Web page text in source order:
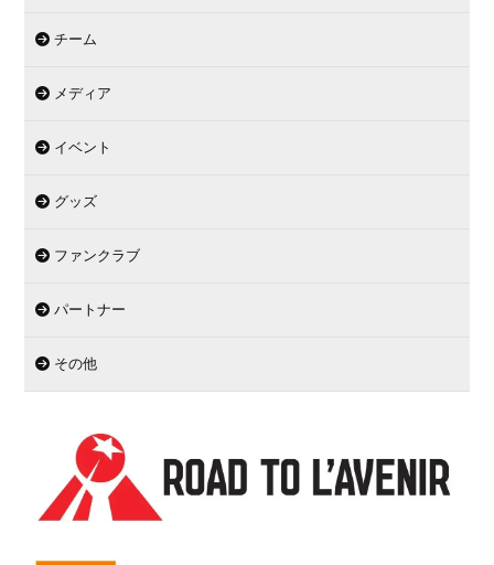
チーム
メディア
イベント
グッズ
ファンクラブ
パートナー
その他